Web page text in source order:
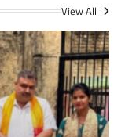
View All